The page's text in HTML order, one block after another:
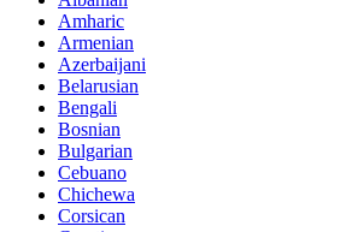
Amharic
Armenian
Azerbaijani
Belarusian
Bengali
Bosnian
Bulgarian
Cebuano
Chichewa
Corsican